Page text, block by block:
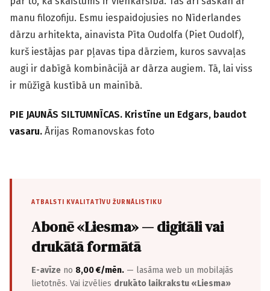
manu filozofiju. Esmu iespaidojusies no Nīderlandes
dārzu arhitekta, ainavista Pīta Oudolfa (Piet Oudolf),
kurš iestājas par pļavas tipa dārziem, kuros savvaļas
augi ir dabīgā kombinācijā ar dārza augiem. Tā, lai viss
ir mūžīgā kustībā un mainībā.
PIE JAUNĀS SILTUMNĪCAS. Kristīne un Edgars, baudot
vasaru. Ārijas Romanovskas foto
ATBALSTI KVALITATĪVU ŽURNĀLISTIKU
Abonē «Liesma» — digitāli vai
drukātā formātā
E-avīze no 8,00 €/mēn. — lasāma web un mobilajās
lietotnēs. Vai izvēlies drukāto laikrakstu «Liesma»